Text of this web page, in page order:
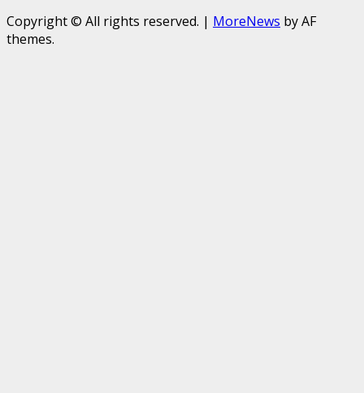
Copyright © All rights reserved. | MoreNews by AF
themes.